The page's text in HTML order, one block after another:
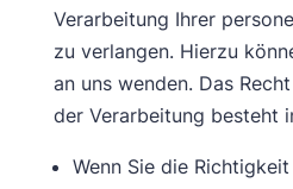
Verarbeitung Ihrer
zu verlangen. Hierzu
an uns wenden. Das
der Verarbeitung besteht
Wenn Sie die